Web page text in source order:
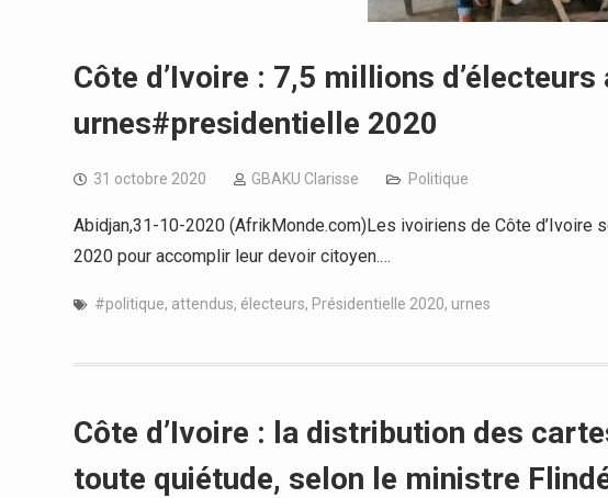
Côte d’Ivoire : 7,5 millions
urnes#presidentielle 2020
31 octobre 2020 GBAKU Clarisse Politique
Abidjan,31-10-2020 (AfrikMonde.com)Les ivoiriens de Côte d’Ivoire
2020 pour accomplir leur devoir citoyen.…
#politique, attendus, électeurs, Présidentielle 2020, urnes
Côte d’Ivoire : la distribution des
toute quiétude, selon le ministre